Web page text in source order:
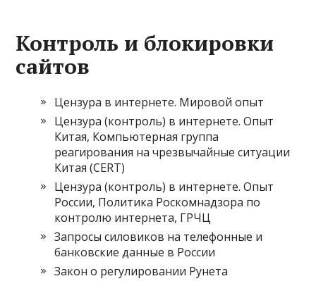
Контроль и блокировки
сайтов
Цензура в интернете. Мировой опыт
Цензура (контроль) в интернете. Опыт
Китая, Компьютерная группа
реагирования на чрезвычайные ситуации
Китая (CERT)
Цензура (контроль) в интернете. Опыт
России, Политика Роскомнадзора по
контролю интернета, ГРЧЦ
Запросы силовиков на телефонные и
банковские данные в России
Закон о регулировании Рунета